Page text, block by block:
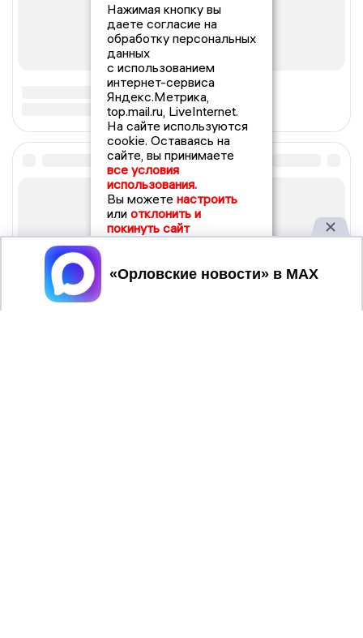
Нажимая кнопку вы
даете согласие на
обработку персональных
данных
с использованием
интернет-сервиса
Яндекс.Метрика,
top.mail.ru, LiveInternet.
На сайте используются
cookie. Оставаясь на
сайте, вы принимаете
все условия
использования.
Вы можете настроить
или отклонить и
покинуть сайт
Принять